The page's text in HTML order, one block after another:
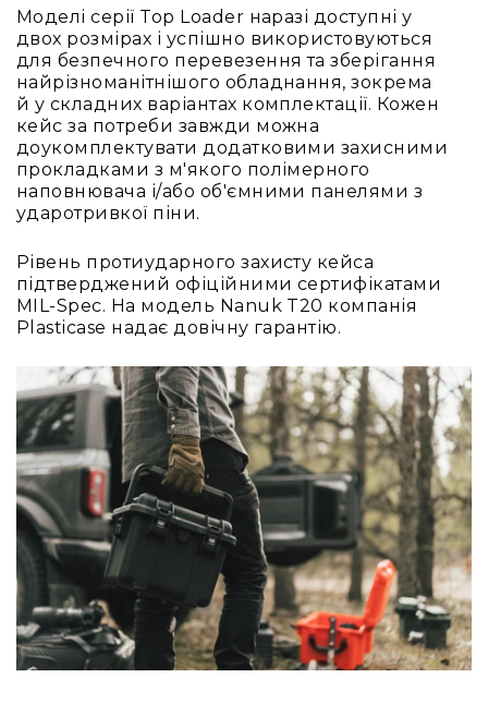
екскурсійні
системи
Системи
службового
зв'язку
Панелі
керування
Процесори
та
звуку
Мікшери
та
консолі
Аудіоінтерфейси
Процесори
та
кросовери
Сплітери,
суматори,
ді-
бокси
Аксесуари
та
компоненти
Аудикомп'ютери
Програмне
Моделі серії Top Loader наразі доступні у
двох розмірах і успішно використовуються
для безпечного перевезення та зберігання
найрізноманітнішого обладнання, зокрема
й у складних варіантах комплектації. Кожен
кейс за потреби завжди можна
доукомплектувати додатковими захисними
прокладками з м'якого полімерного
наповнювача і/або об'ємними панелями з
ударотривкої піни.
Рівень протиударного захисту кейса
підтверджений офіційними сертифікатами
MIL-Spec. На модель Nanuk T20 компанія
Plasticase надає довічну гарантію.